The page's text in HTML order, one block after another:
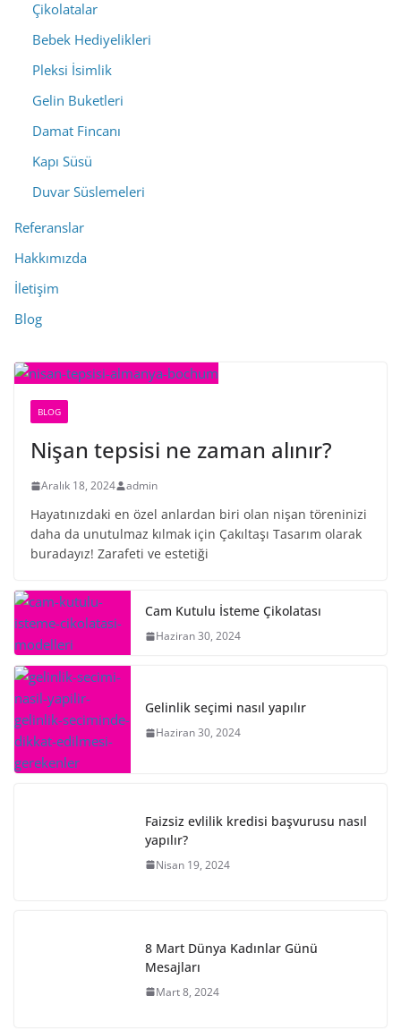
Çikolatalar
Bebek Hediyelikleri
Pleksi İsimlik
Gelin Buketleri
Damat Fincanı
Kapı Süsü
Duvar Süslemeleri
Referanslar
Hakkımızda
İletişim
Blog
BLOG
Nişan tepsisi ne zaman alınır?
Aralık 18, 2024 admin
Hayatınızdaki en özel anlardan biri olan nişan töreninizi
daha da unutulmaz kılmak için Çakıltaşı Tasarım olarak
buradayız! Zarafeti ve estetiği
Cam Kutulu İsteme Çikolatası
Haziran 30, 2024
Gelinlik seçimi nasıl yapılır
Haziran 30, 2024
Faizsiz evlilik kredisi başvurusu nasıl
yapılır?
Nisan 19, 2024
8 Mart Dünya Kadınlar Günü
Mesajları
Mart 8, 2024